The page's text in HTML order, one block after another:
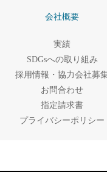
会社概要
実績
SDGsへの取り組み
採用情報・協力会社募
お問合わせ
指定請求書
プライバシーポリシー